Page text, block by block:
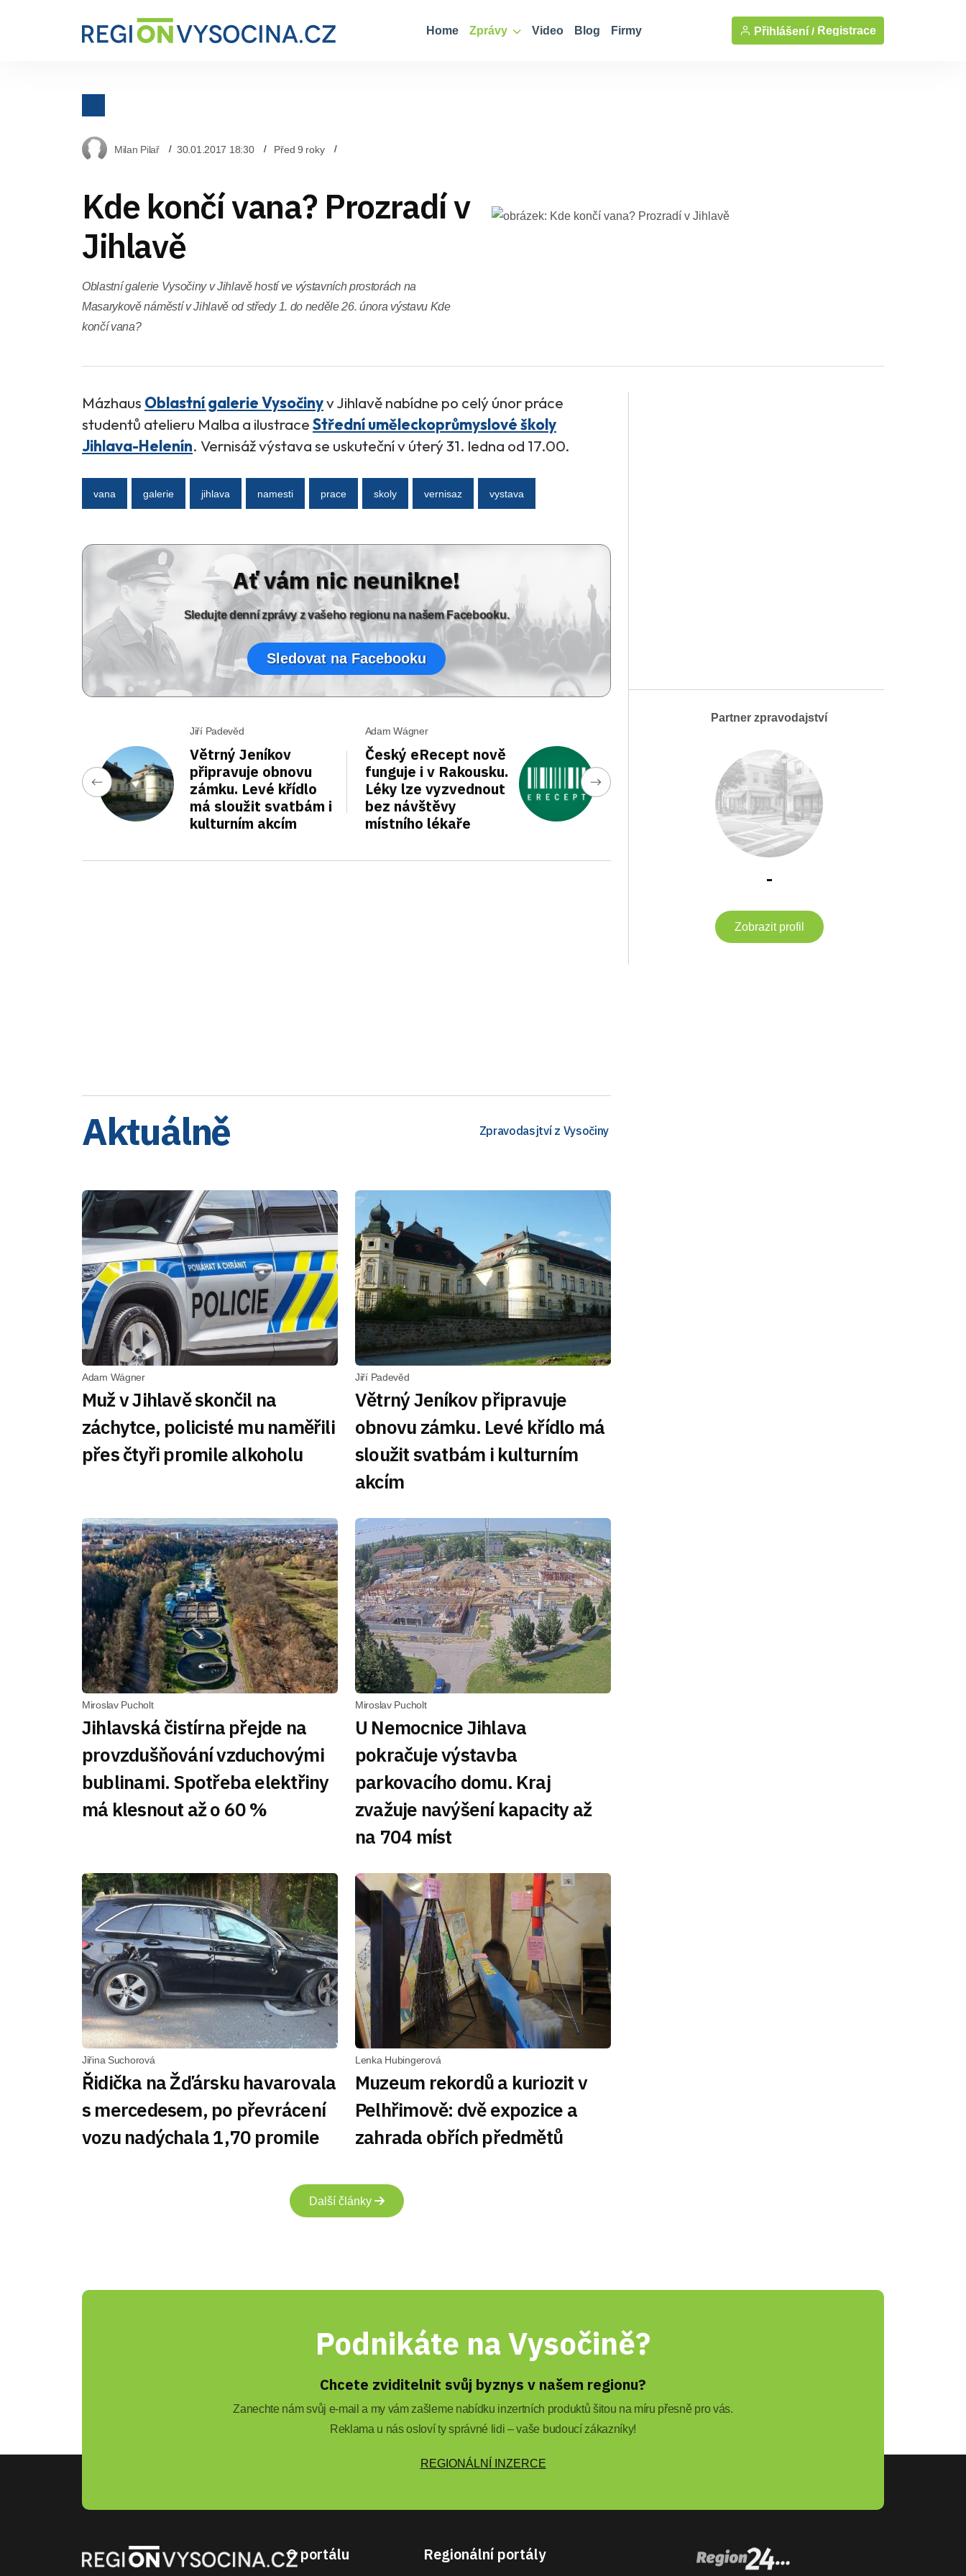
Home Zprávy Video Blog Firmy Přihlášení / Registrace
Milan Pilař 30.01.2017 18:30 Před 9 roky
Kde končí vana? Prozradí v
Jihlavě
Oblastní galerie Vysočiny v Jihlavě hostí ve výstavních prostorách na
Masarykově náměstí v Jihlavě od středy 1. do neděle 26. února výstavu Kde
končí vana?
Mázhaus Oblastní galerie Vysočinyv Jihlavě nabídne po celý únor práce
studentů atelieru Malba a ilustraceStřední uměleckoprůmyslové školy
Jihlava-Helenín. Vernisáž výstava se uskuteční v úterý 31. ledna od 17.00.
vana galerie jihlava namesti prace skoly vernisaz vystava
Ať vám nic neunikne!
Sledujte denní zprávy z vašeho regionu na našem Facebooku.
Sledovat na Facebooku
Jiří Padevěd
Větrný Jeníkov
připravuje obnovu
zámku. Levé křídlo
má sloužit svatbám i
kulturním akcím
Adam Wágner
Český eRecept nově
funguje i v Rakousku.
Léky lze vyzvednout
bez návštěvy
místního lékaře
Aktuálně Zpravodasjtví z Vysočiny
Adam Wágner
Muž v Jihlavě skončil na
záchytce, policisté mu naměřili
přes čtyři promile alkoholu
Jiří Padevěd
Větrný Jeníkov připravuje
obnovu zámku. Levé křídlo má
sloužit svatbám i kulturním
akcím
Miroslav Pucholt
Jihlavská čistírna přejde na
provzdušňování vzduchovými
bublinami. Spotřeba elektřiny
má klesnout až o 60 %
Miroslav Pucholt
U Nemocnice Jihlava
pokračuje výstavba
parkovacího domu. Kraj
zvažuje navýšení kapacity až
na 704 míst
Jiřina Suchorová
Řidička na Žďársku havarovala
s mercedesem, po převrácení
vozu nadýchala 1,70 promile
Lenka Hubingerová
Muzeum rekordů a kuriozit v
Pelhřimově: dvě expozice a
zahrada obřích předmětů
Další články
Partner zpravodajství
-
Zobrazit profil
Podnikáte na Vysočině?
Chcete zviditelnit svůj byznys v našem regionu?
Zanechte nám svůj e-mail a my vám zašleme nabídku inzertních produktů šitou na míru přesně pro vás.
Reklama u nás osloví ty správné lidi – vaše budoucí zákazníky!
REGIONÁLNÍ INZERCE
O portálu Regionální portály